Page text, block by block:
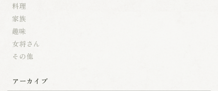
料理
家族
趣味
女将さん
その他
アーカイブ